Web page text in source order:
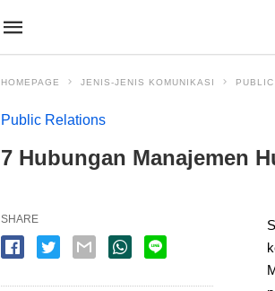
HOMEPAGE JENIS-JENIS KOMUNIKASI
Public Relations
7 Hubungan Manajemen
SHARE